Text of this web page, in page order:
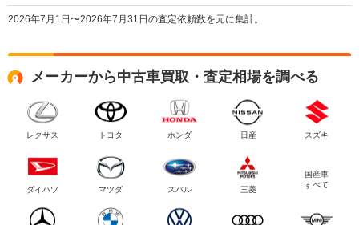
2026年7月1日〜2026年7月31日の査定依頼数を元に集計。
メーカーから中古車買取・査定相場を調べる
レクサス トヨタ ホンダ 日産 スズキ
ダイハツ マツダ スバル 三菱
国産車
すべて